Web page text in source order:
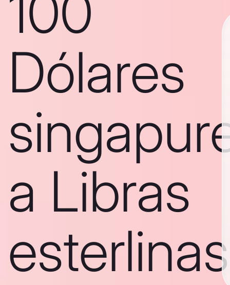
Dólares
a Libras
esterlinas